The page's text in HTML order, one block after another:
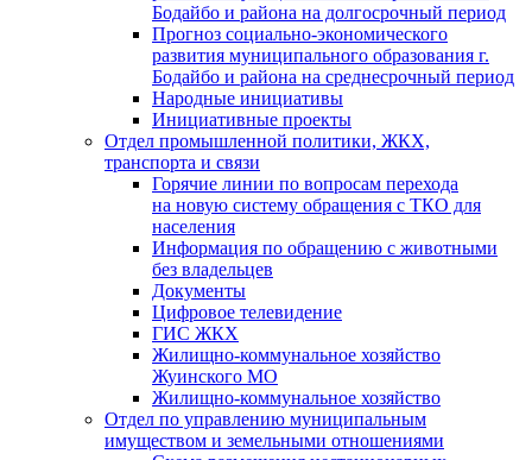
Бодайбо и района на долгосрочный период
Прогноз социально-экономического
развития муниципального образования г.
Бодайбо и района на среднесрочный период
Народные инициативы
Инициативные проекты
Отдел промышленной политики, ЖКХ,
транспорта и связи
Горячие линии по вопросам перехода
на новую систему обращения с ТКО для
населения
Информация по обращению с животными
без владельцев
Документы
Цифровое телевидение
ГИС ЖКХ
Жилищно-коммунальное хозяйство
Жуинского МО
Жилищно-коммунальное хозяйство
Отдел по управлению муниципальным
имуществом и земельными отношениями